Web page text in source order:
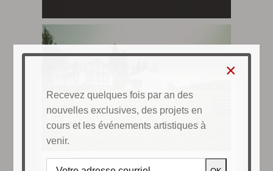
Recevez quelques fois par an des
nouvelles exclusives, des projets en
cours et les événements artistiques à
venir.
×